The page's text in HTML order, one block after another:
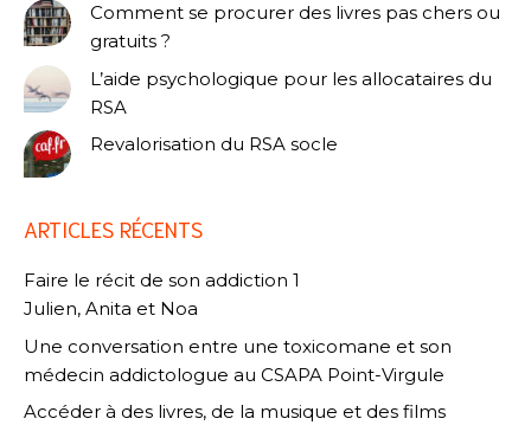
Comment se procurer des livres pas chers ou
gratuits ?
L’aide psychologique pour les allocataires du
RSA
Revalorisation du RSA socle
ARTICLES RÉCENTS
Faire le récit de son addiction 1
Julien, Anita et Noa
Une conversation entre une toxicomane et son
médecin addictologue au CSAPA Point-Virgule
Accéder à des livres, de la musique et des films